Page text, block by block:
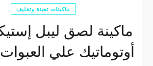
ماكينات تعبئة وتغليف
ماكينة لصق ليبل
أوتوماتيك علي العبوات